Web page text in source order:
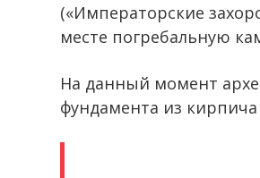
(«Императорские
месте погребальную
На данный момент
фундамента из